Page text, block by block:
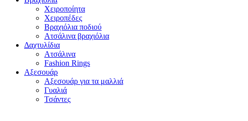
Χειροποίητα
Χειροπέδες
Βραχιόλια ποδιού
Ατσάλινα βραχιόλια
Δαχτυλίδια
Ατσάλινα
Fashion Rings
Αξεσουάρ
Aξεσουάρ για τα μαλλιά
Γυαλιά
Τσάντες